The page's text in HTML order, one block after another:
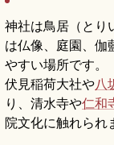
神社は鳥居（とり
は仏像、庭園、伽
やすい場所です。
伏見稲荷大社や八
り、清水寺や仁和
院文化に触れられ